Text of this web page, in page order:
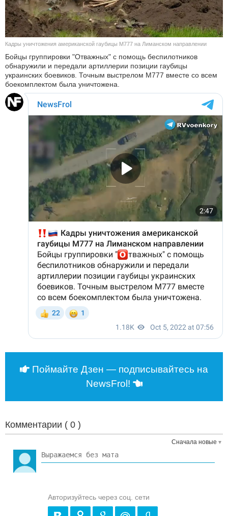
НАУКА
СПОРТ
АВТО И МОТО
БЛОГ
Кадры уничтожения американской гаубицы М777 на Лиманском направлении
Бойцы группировки "Отважных" с помощь беспилотников
обнаружили и передали артиллерии позиции гаубицы
украинских боевиков. Точным выстрелом М777 вместе со всем
боекомплектом была уничтожена.
Поймайте Дзен — подписывайтесь на
NewsFrol!
Комментарии ( 0 )
Сначала новые
Авторизуйтесь через соц. сети